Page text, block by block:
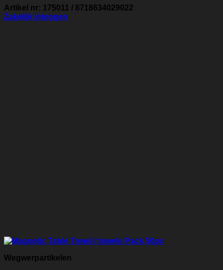
Artikel nr: 175011 / 8718634029022
Zakelijk inloggen
Wegwerpartikelen